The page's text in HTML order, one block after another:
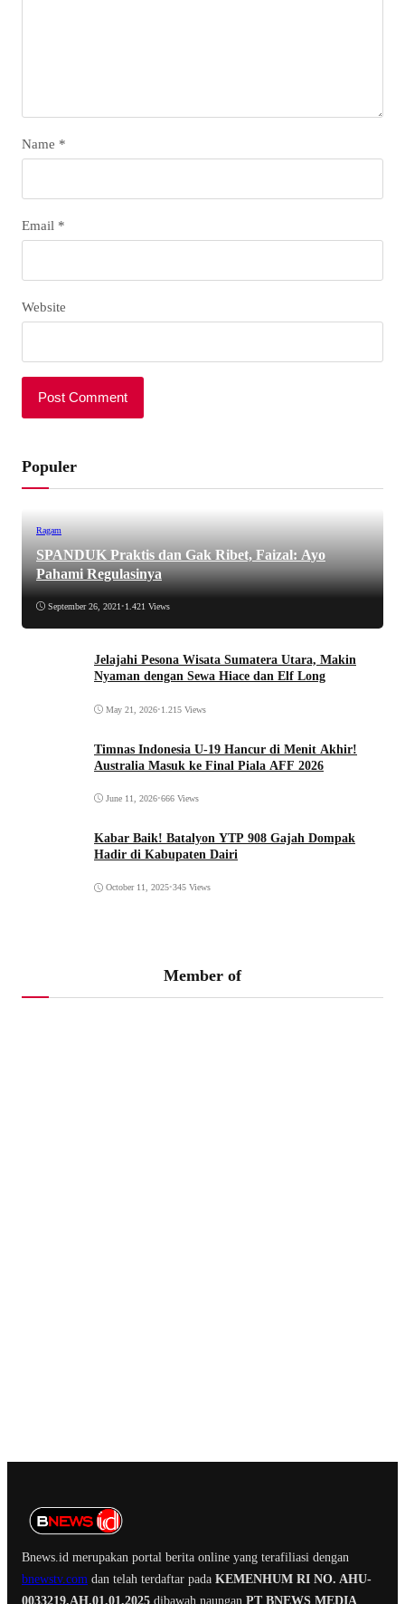
Name *
Email *
Website
Populer
Ragam
SPANDUK Praktis dan Gak Ribet, Faizal: Ayo
Pahami Regulasinya
September 26, 2021 •1.421 Views
Jelajahi Pesona Wisata Sumatera Utara, Makin
Nyaman dengan Sewa Hiace dan Elf Long
May 21, 2026•1.215 Views
Timnas Indonesia U-19 Hancur di Menit Akhir!
Australia Masuk ke Final Piala AFF 2026
June 11, 2026•666 Views
Kabar Baik! Batalyon YTP 908 Gajah Dompak
Hadir di Kabupaten Dairi
October 11, 2025•345 Views
Member of
Bnews.id merupakan portal berita online yang terafiliasi dengan
bnewstv.com dan telah terdaftar pada KEMENHUM RI NO. AHU-
0033219.AH.01.01.2025 dibawah naungan PT BNEWS MEDIA